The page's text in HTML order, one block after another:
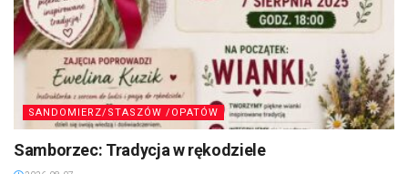
SANDOMIERZ/STASZÓW /OPATÓW
Samborzec: Tradycja w rękodziele